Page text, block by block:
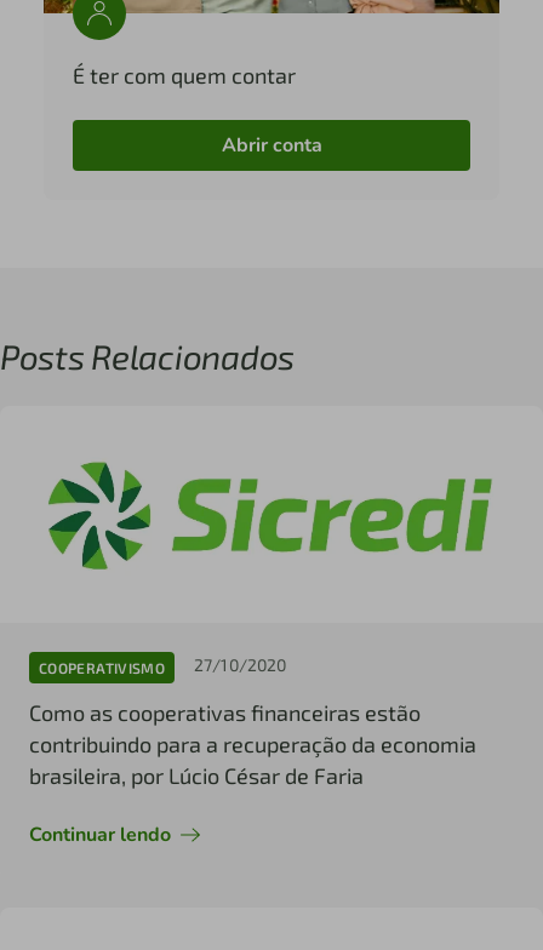
É ter com quem contar
Abrir conta
Posts Relacionados
COOPERATIVISMO 27/10/2020
Como as cooperativas financeiras estão
contribuindo para a recuperação da economia
brasileira, por Lúcio César de Faria
Continuar lendo